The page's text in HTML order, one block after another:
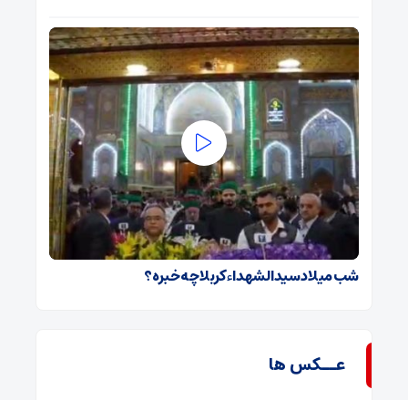
شب میلاد سیدالشهداء کربلا چه خبره؟
عــکس ها